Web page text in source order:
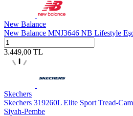
New Balance
New Balance MNJ3646 NB Lifestyle
3.449,00 TL
Skechers
Skechers 319260L Elite Sport Tread-
Siyah-Pembe